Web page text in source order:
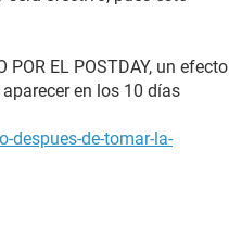
POR EL POSTDAY, un efecto
en los 10 días
de-tomar-la-